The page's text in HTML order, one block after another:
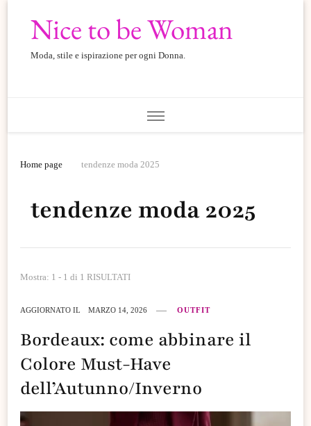
Nice to be Woman
Moda, stile e ispirazione per ogni Donna.
Home page tendenze moda 2025
tendenze moda 2025
Mostra: 1 - 1 di 1 RISULTATI
AGGIORNATO IL MARZO 14, 2026 OUTFIT
Bordeaux: come abbinare il
Colore Must-Have
dell’Autunno/Inverno